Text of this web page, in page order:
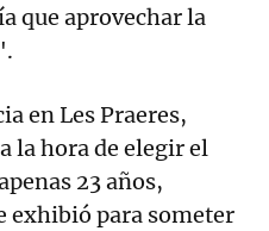
que aprovechar la
en Les Praeres,
la hora de elegir el
23 años,
exhibió para someter